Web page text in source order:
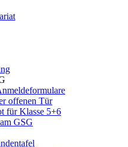
offenen Tür
für Klasse 5+6
GSG